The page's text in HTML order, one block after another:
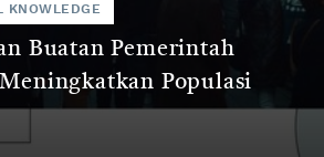
KNOWLEDGE
Buatan Pemerintah
Populasi